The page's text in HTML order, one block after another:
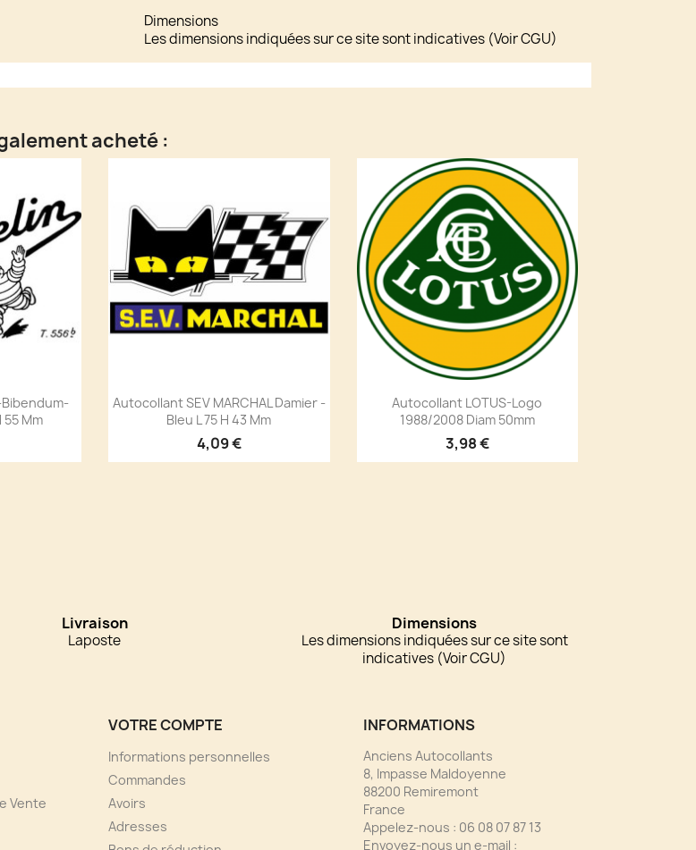
Dimensions
Les dimensions indiquées sur ce site sont indicatives (Voir CGU)
acheté :
55 Mm
Autocollant SEV MARCHAL Damier -
Bleu L 75 H 43 Mm
4,09 €
Autocollant LOTUS-Logo
1988/2008 Diam 50mm
3,98 €
Livraison
Laposte
Dimensions
Les dimensions indiquées sur ce site sont
indicatives (Voir CGU)
Vente
VOTRE COMPTE
Informations personnelles
Commandes
Avoirs
Adresses
INFORMATIONS
Anciens Autocollants
8, Impasse Maldoyenne
88200 Remiremont
France
Appelez-nous : 06 08 07 87 13
Envoyez-nous un e-mail :